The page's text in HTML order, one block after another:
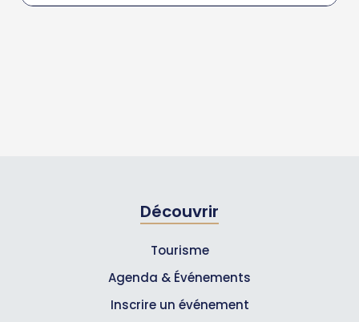
Découvrir
Tourisme
Agenda & Événements
Inscrire un événement